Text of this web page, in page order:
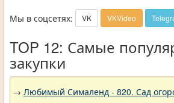
Мы в соцсетях: VK VKVideo
TOP 12: Самые
закупки
→ Любимый Сималенд - 820. Сад